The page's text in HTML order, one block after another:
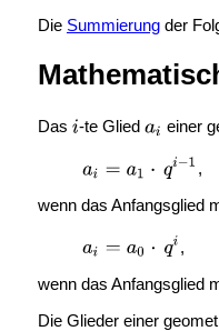
Die Summierungder
Das -te Glied einer
,
wenn das Anfangsglied
,
wenn das Anfangsglied
Die Glieder einer